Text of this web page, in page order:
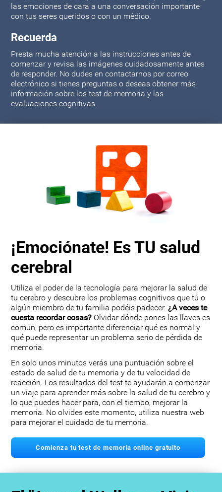
las emociones de cara a una conversación importante
con tus seres queridos o con un médico.
Recuerda
Presta mucha atención a las instrucciones antes de
comenzar y revisa las imágenes cuidadosamente antes
de responder. No dudes en contactarnos por correo
electrónico si tienes preguntas o deseas obtener más
información sobre los test de memoria y las
evaluaciones cognitivas.
¡Emociónate! Es TU salud
cerebral
Utiliza el poder de la tecnología para mejorar la salud de
tu cerebro y descubre los problemas cognitivos que tú o
algún miembro de tu familia podéis padecer.¿A veces te
cuesta recordar cosas? Olvidar dónde pones las llaves es
común, pero es importante diferenciar qué es normal y
qué puede representar un problema serio de pérdida de
memoria.
En solo unos minutos verás una puntuación sobre el
estado de salud de tu memoria y de tu velocidad de
reacción. Los resultados del test te ayudarán a comenzar
un viaje para aprender más sobre la salud de tu cerebro y
lo que puedes hacer para, con el tiempo, mejorar la
memoria. No olvides este momento, utiliza nuestra web
para mejorar el cuidado de tu memoria.
Comienza tu test de memoria online gratuito